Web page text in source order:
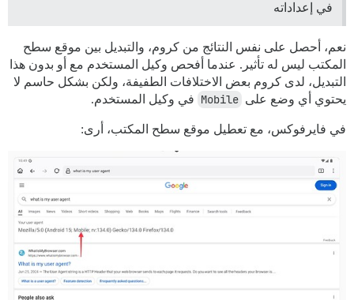
في إعداداته
نعم، أحصل على نفس النتائج من كروم، والتبديل بين موقع سطح
المكتب ليس له تأثير. عندما أفحص وكيل المستخدم مع أو بدون هذا
التبديل، لدى كروم بعض الاختلافات الطفيفة، ولكن بشكل حاسم لا
يحتوي أي وضع على Mobile في وكيل المستخدم.
في فايرفوكس، مع تعطيل موقع سطح المكتب، أرى: